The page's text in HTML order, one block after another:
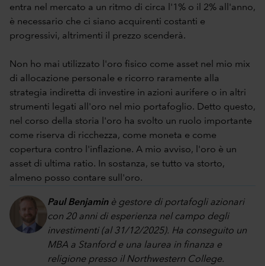
entra nel mercato a un ritmo di circa l'1% o il 2% all'anno,
è necessario che ci siano acquirenti costanti e
progressivi, altrimenti il prezzo scenderà.
Non ho mai utilizzato l'oro fisico come asset nel mio mix
di allocazione personale e ricorro raramente alla
strategia indiretta di investire in azioni aurifere o in altri
strumenti legati all'oro nel mio portafoglio. Detto questo,
nel corso della storia l'oro ha svolto un ruolo importante
come riserva di ricchezza, come moneta e come
copertura contro l'inflazione. A mio avviso, l'oro è un
asset di ultima ratio. In sostanza, se tutto va storto,
almeno posso contare sull'oro.
Paul Benjaminè gestore di portafogli azionari
con 20 anni di esperienza nel campo degli
investimenti (al 31/12/2025). Ha conseguito un
MBA a Stanford e una laurea in finanza e
religione presso il Northwestern College.